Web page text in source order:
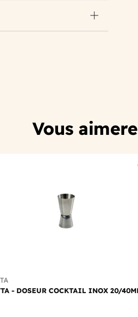
Vous
- DOSEUR COCKTAIL INOX 20/